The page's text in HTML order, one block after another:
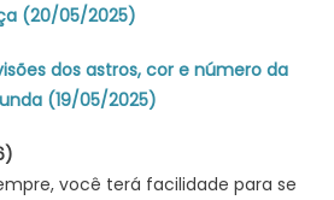
(20/05/2025)
dos astros, cor e número da
(19/05/2025)
você terá facilidade para se